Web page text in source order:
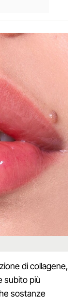
di collagene,
subito più
sostanze